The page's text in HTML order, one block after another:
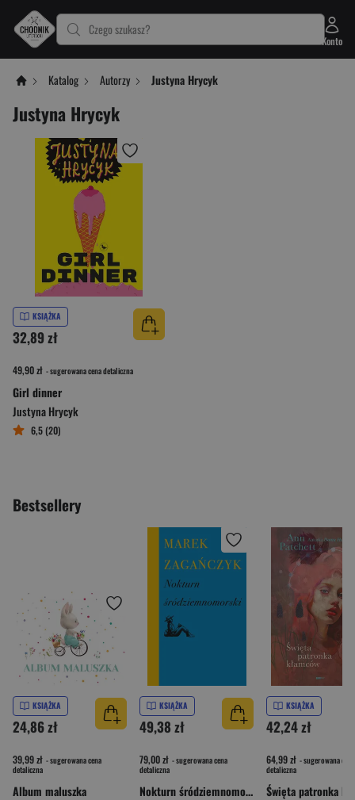
Czego szukasz?
Konto
Katalog Autorzy Justyna Hrycyk
Justyna Hrycyk
KSIĄŻKA
32,89 zł
49,90 zł - sugerowana cena detaliczna
Girl dinner
Justyna Hrycyk
6,5 (20)
Bestsellery
KSIĄŻKA
24,86 zł
39,99 zł - sugerowana cena
detaliczna
Album maluszka
KSIĄŻKA
49,38 zł
79,00 zł - sugerowana cena
detaliczna
Nokturn śródziemnomorski
KSIĄŻKA
42,24 zł
64,99 zł - sugerowana cena
detaliczna